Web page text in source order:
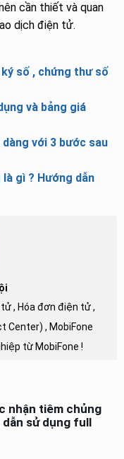
cần thiết và quan
dịch điện tử.
số , chứng thư số
và bảng giá
với 3 bước sau
gì ? Hướng dẫn
, Hóa đơn điện tử ,
Center) , MobiFone
từ MobiFone !
nhận tiêm chủng
dẫn sử dụng full